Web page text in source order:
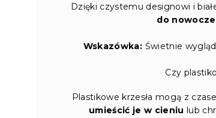
Dzięki czystemu designowi i
do
Wskazówka: Świetnie
Czy
Plastikowe krzesła mogą z
umieścić je w cieniu lub